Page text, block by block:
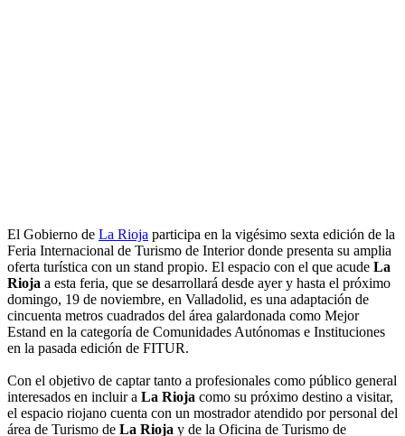
El Gobierno de La Rioja participa en la vigésimo sexta edición de la
Feria Internacional de Turismo de Interior donde presenta su amplia
oferta turística con un stand propio. El espacio con el que acude La
Rioja a esta feria, que se desarrollará desde ayer y hasta el próximo
domingo, 19 de noviembre, en Valladolid, es una adaptación de
cincuenta metros cuadrados del área galardonada como Mejor
Estand en la categoría de Comunidades Autónomas e Instituciones
en la pasada edición de FITUR.
Con el objetivo de captar tanto a profesionales como público general
interesados en incluir a La Rioja como su próximo destino a visitar,
el espacio riojano cuenta con un mostrador atendido por personal del
área de Turismo de La Rioja y de la Oficina de Turismo de